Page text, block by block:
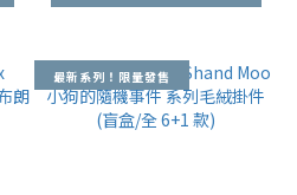
最新系列！限量發售